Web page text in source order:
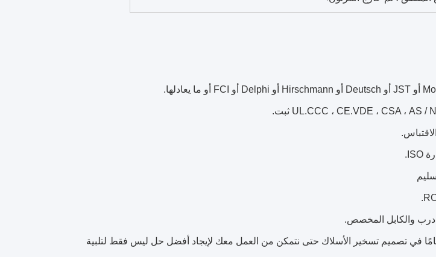
مهندسونا بخبرة تزيد عن 20 عامًا في تصميم تسخير الأسلاك حتى نتمكن من العمل معك لإيجاد أفضل حل ليس فقط لتلبية